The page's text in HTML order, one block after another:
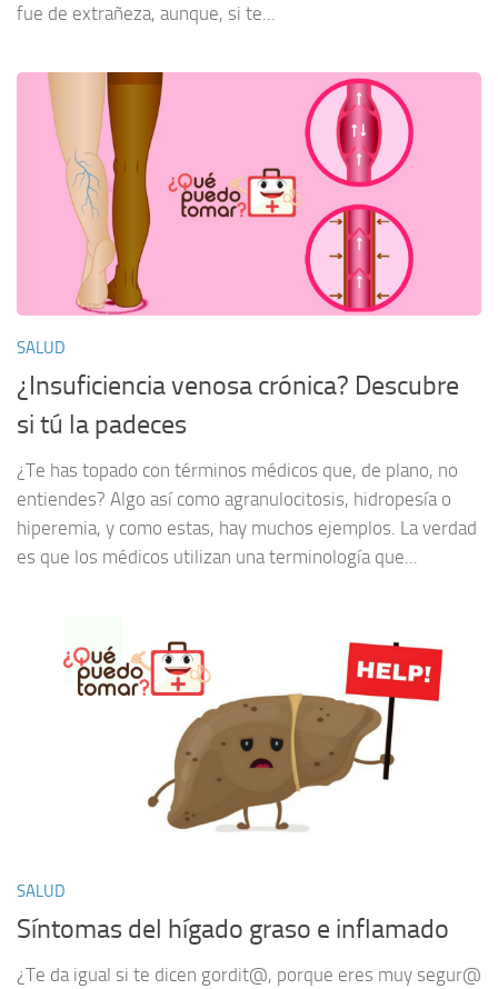
fue de extrañeza, aunque, si te...
SALUD
¿Insuficiencia venosa crónica? Descubre
si tú la padeces
¿Te has topado con términos médicos que, de plano, no
entiendes? Algo así como agranulocitosis, hidropesía o
hiperemia, y como estas, hay muchos ejemplos. La verdad
es que los médicos utilizan una terminología que...
SALUD
Síntomas del hígado graso e inflamado
¿Te da igual si te dicen gordit@, porque eres muy segur@